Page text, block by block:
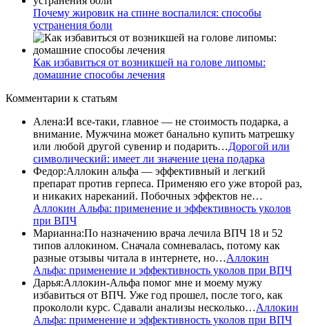
Почему жировик на спине воспалился: способы
устранения боли
Как избавиться от возникшей на голове липомы:
домашние способы лечения
Комментарии к статьям
Алена:И все-таки, главное — не стоимость подарка, а
внимание. Мужчина может банально купить матрешку
или любой другой сувенир и подарить…Дорогой или
символический: имеет ли значение цена подарка
Федор:Аллокин альфа — эффективный и легкий
препарат против герпеса. Применяю его уже второй раз,
и никаких нареканий. Побочных эффектов не…
Аллокин Альфа: применение и эффективность уколов
при ВПЧ
Марианна:По назначению врача лечила ВПЧ 18 и 52
типов аллокином. Сначала сомневалась, потому как
разные отзывы читала в интернете, но…Аллокин
Альфа: применение и эффективность уколов при ВПЧ
Дарья:Аллокин-Альфа помог мне и моему мужу
избавиться от ВПЧ. Уже год прошел, после того, как
прокололи курс. Сдавали анализы несколько…Аллокин
Альфа: применение и эффективность уколов при ВПЧ